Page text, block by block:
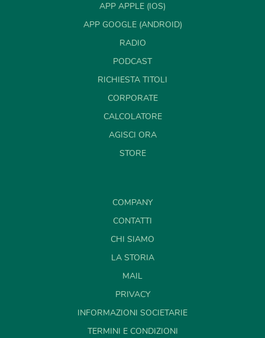
APP APPLE (IOS)
APP GOOGLE (ANDROID)
RADIO
PODCAST
RICHIESTA TITOLI
CORPORATE
CALCOLATORE
AGISCI ORA
STORE
COMPANY
CONTATTI
CHI SIAMO
LA STORIA
MAIL
PRIVACY
INFORMAZIONI SOCIETARIE
TERMINI E CONDIZIONI